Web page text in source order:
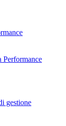
Performance
gestione